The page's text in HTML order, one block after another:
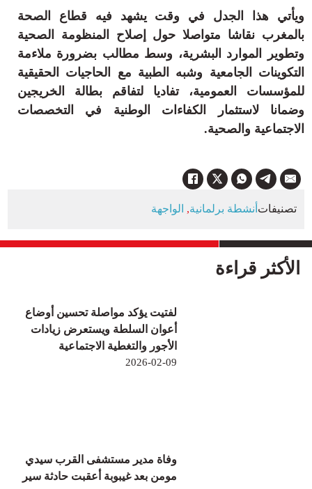
الأكثر قراءة
لفتيت يؤكد مواصلة تحسين أوضاع
أعوان السلطة ويستعرض زيادات
الأجور والتغطية الاجتماعية
2026-02-09
وفاة مدير مستشفى القرب سيدي
مومن بعد غيبوبة أعقبت حادثة سير
ويأتي هذا الجدل في وقت يشهد فيه قطاع الصحة
بالمغرب نقاشا متواصلا حول إصلاح المنظومة الصحية
وتطوير الموارد البشرية، وسط مطالب بضرورة ملاءمة
التكوينات الجامعية وشبه الطبية مع الحاجيات الحقيقية
للمؤسسات العمومية، تفاديا لتفاقم بطالة الخريجين
وضمانا لاستثمار الكفاءات الوطنية في التخصصات
الاجتماعية والصحية.
أنشطة برلمانية, الواجهة تصنيفات